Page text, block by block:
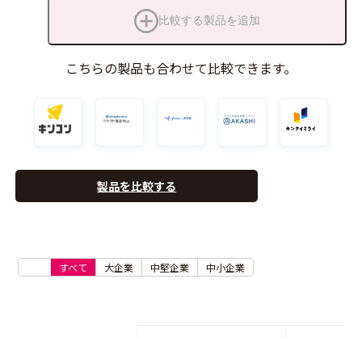
比較する製品を追加
こちらの製品も合わせて比較できます。
製品を比較する
すべて 大企業 中堅企業 中小企業